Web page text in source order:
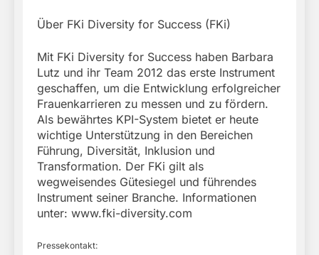
Über FKi Diversity for Success (FKi)
Mit FKi Diversity for Success haben Barbara
Lutz und ihr Team 2012 das erste Instrument
geschaffen, um die Entwicklung erfolgreicher
Frauenkarrieren zu messen und zu fördern.
Als bewährtes KPI-System bietet er heute
wichtige Unterstützung in den Bereichen
Führung, Diversität, Inklusion und
Transformation. Der FKi gilt als
wegweisendes Gütesiegel und führendes
Instrument seiner Branche. Informationen
unter: www.fki-diversity.com
Pressekontakt: